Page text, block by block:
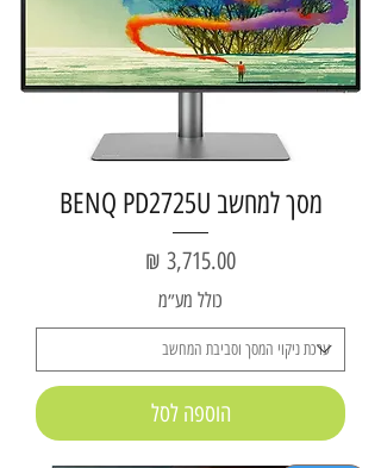
מסך למחשב BENQ PD2725U
מחיר
כולל מע״מ
הוספה לסל